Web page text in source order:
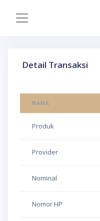
Detail Transaksi
NAMA
Produk
Provider
Nominal
Nomor HP